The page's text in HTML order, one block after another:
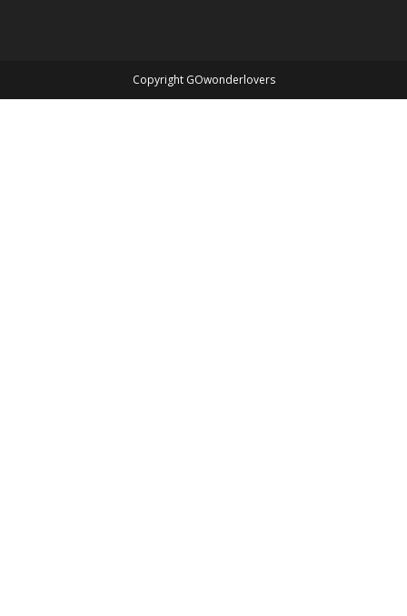
Copyright GOwonderlovers